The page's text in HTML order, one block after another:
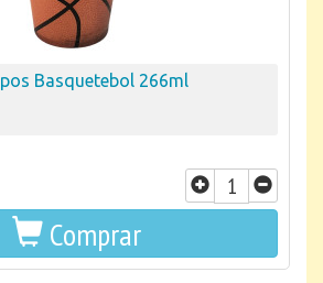
Basquetebol 266ml
Comprar